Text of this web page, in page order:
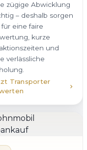
zügige Abwicklung
– deshalb sorgen
eine faire
kurze
und
verlässliche
Transporter